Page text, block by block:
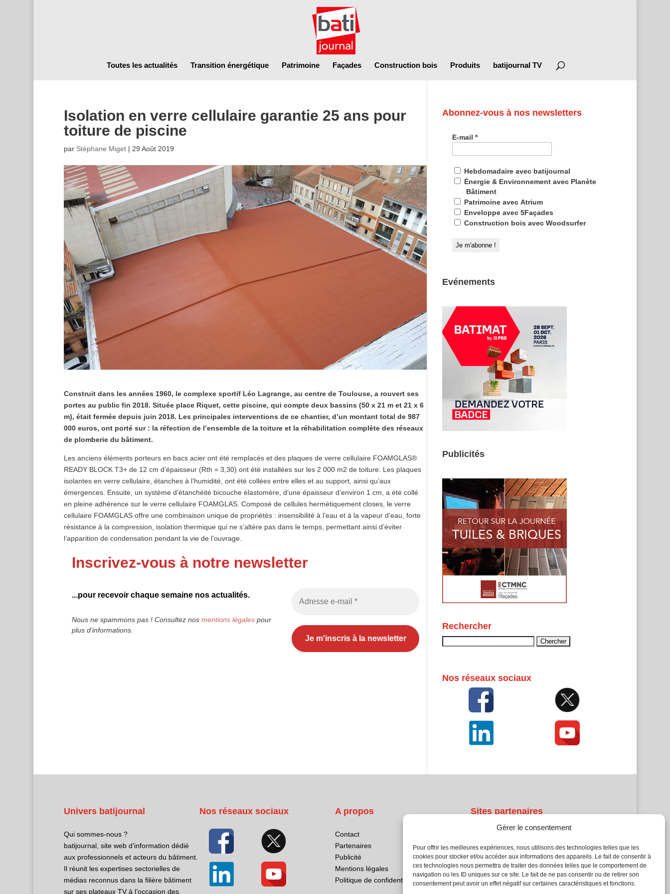
Gérer le consentement
Pour offrir les meilleures expériences, nous utilisons des technologies telles que les
cookies pour stocker et/ou accéder aux informations des appareils. Le fait de consentir à
ces technologies nous permettra de traiter des données telles que le comportement de
navigation ou les ID uniques sur ce site. Le fait de ne pas consentir ou de retirer son
consentement peut avoir un effet négatif sur certaines caractéristiques et fonctions.
Toutes les actualités Transition énergétique Patrimoine Façades Construction bois Produits batijournal TV
Isolation en verre cellulaire garantie 25 ans pour
toiture de piscine
par Stéphane Miget| 29 Août 2019
Construit dans les années 1960, le complexe sportif Léo Lagrange, au centre de Toulouse, a rouvert ses
portes au public fin 2018. Située place Riquet, cette piscine, qui compte deux bassins (50 x 21 m et 21 x 6
m), était fermée depuis juin 2018. Les principales interventions de ce chantier, d’un montant total de 987
000 euros, ont porté sur : la réfection de l’ensemble de la toiture et la réhabilitation complète des réseaux
de plomberie du bâtiment.
Les anciens éléments porteurs en bacs acier ont été remplacés et des plaques de verre cellulaire FOAMGLAS®
READY BLOCK T3+ de 12 cm d’épaisseur (Rth = 3,30) ont été installées sur les 2 000 m2 de toiture. Les plaques
isolantes en verre cellulaire, étanches à l’humidité, ont été collées entre elles et au support, ainsi qu’aux
émergences. Ensuite, un système d’étanchéité bicouche élastomère, d’une épaisseur d’environ 1 cm, a été collé
en pleine adhérence sur le verre cellulaire FOAMGLAS. Composé de cellules hermétiquement closes, le verre
cellulaire FOAMGLAS offre une combinaison unique de propriétés : insensibilité à l’eau et à la vapeur d’eau, forte
résistance à la compression, isolation thermique qui ne s’altère pas dans le temps, permettant ainsi d’éviter
l’apparition de condensation pendant la vie de l’ouvrage.
Inscrivez-vous à notre newsletter
...pour recevoir chaque semaine nos actualités.
Nous ne spammons pas ! Consultez nos mentions légalespour
plus d’informations.
Abonnez-vous à nos newsletters
E-mail*
Hebdomadaire avec batijournal
Énergie & Environnement avec Planète
Bâtiment
Patrimoine avec Atrium
Enveloppe avec 5Façades
Construction bois avec Woodsurfer
Evénements
Publicités
Rechercher
Nos réseaux sociaux
Univers batijournal
Qui sommes-nous ?
batijournal, site web d’information dédié
aux professionnels et acteurs du bâtiment.
Il réunit les expertises sectorielles de
médias reconnus dans la filière bâtiment
sur ses plateaux TV à l’occasion des
Nos réseaux sociaux A propos
Contact
Partenaires
Publicité
Mentions légales
Politique de confidentialité
Sites partenaires
Atrium Patrimoine
Kiosque 21
L'Atelier Bois
Planète Bâtiment